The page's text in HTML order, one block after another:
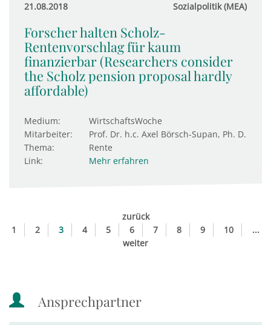
21.08.2018 Sozialpolitik (MEA)
Forscher halten Scholz-
Rentenvorschlag für kaum
finanzierbar (Researchers consider
the Scholz pension proposal hardly
affordable)
Medium:
WirtschaftsWoche
Mitarbeiter:
Prof. Dr. h.c. Axel Börsch-Supan, Ph. D.
Thema:
Rente
Link:
Mehr erfahren
zurück
1
2 3 4 5 6 7 8 9 10
...
weiter
Ansprechpartner